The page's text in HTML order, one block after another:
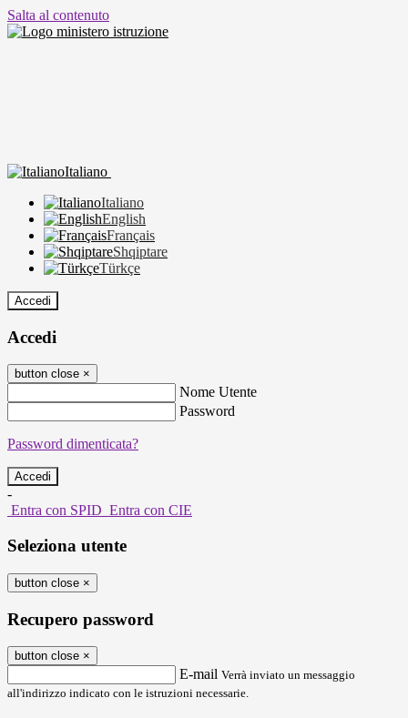
Salta al contenuto
Italiano
Italiano
English
Français
Shqiptare
Türkçe
Accedi
Accedi
button close ×
Nome Utente
Password
Password dimenticata?
-
Entra con SPID Entra con CIE
Seleziona utente
button close ×
Recupero password
button close ×
E-mail Verrà inviato un messaggio
all'indirizzo indicato con le istruzioni necessarie.